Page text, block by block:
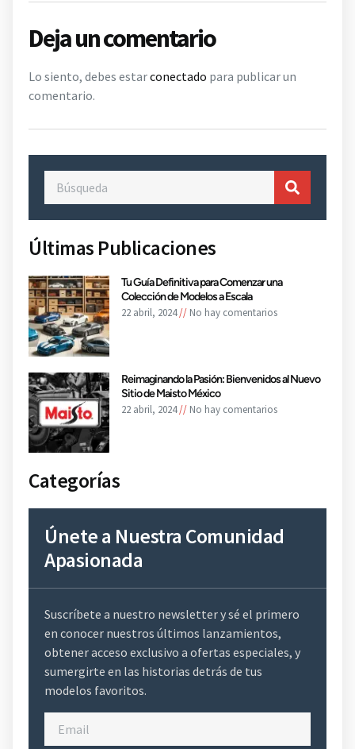
Deja un comentario
Lo siento, debes estarconectado para publicar un
comentario.
Últimas Publicaciones
Tu Guía Definitiva para Comenzar una
Colección de Modelos a Escala
22 abril, 2024
No hay comentarios
Reimaginando la Pasión: Bienvenidos al Nuevo
Sitio de Maisto México
22 abril, 2024
No hay comentarios
Categorías
Únete a Nuestra Comunidad
Apasionada
Suscríbete a nuestro newsletter y sé el primero
en conocer nuestros últimos lanzamientos,
obtener acceso exclusivo a ofertas especiales, y
sumergirte en las historias detrás de tus
modelos favoritos.